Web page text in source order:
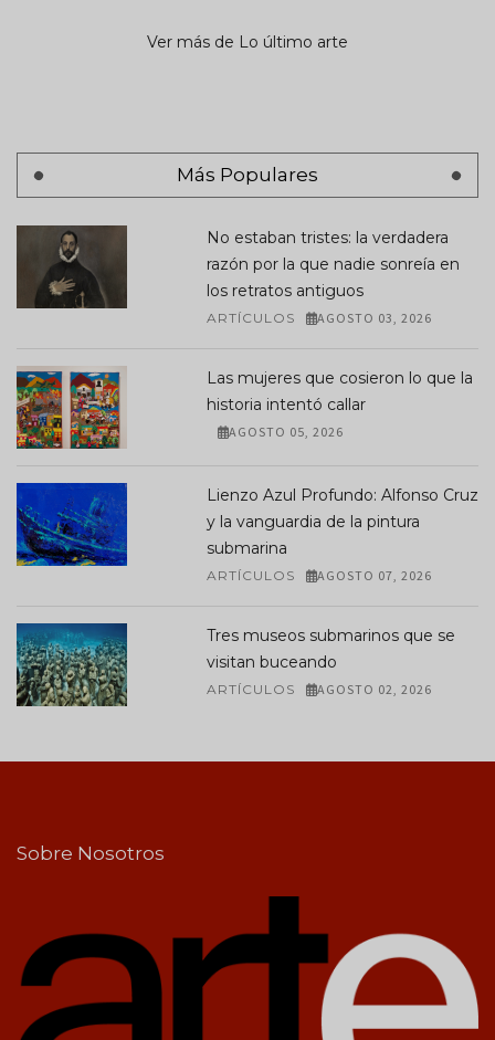
Ver más de Lo último arte
Más Populares
No estaban tristes: la verdadera
razón por la que nadie sonreía en
los retratos antiguos
ARTÍCULOS AGOSTO 03, 2026
Las mujeres que cosieron lo que la
historia intentó callar
AGOSTO 05, 2026
Lienzo Azul Profundo: Alfonso Cruz
y la vanguardia de la pintura
submarina
ARTÍCULOS AGOSTO 07, 2026
Tres museos submarinos que se
visitan buceando
ARTÍCULOS AGOSTO 02, 2026
Sobre Nosotros